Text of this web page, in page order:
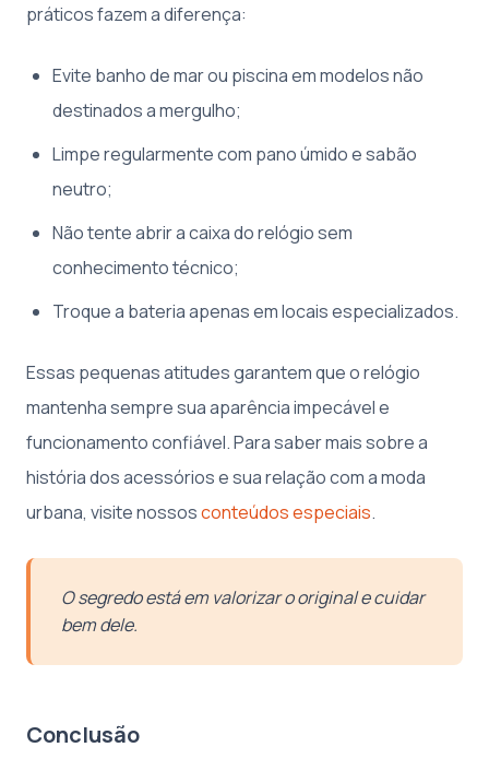
práticos fazem a diferença:
Evite banho de mar ou piscina em modelos não
destinados a mergulho;
Limpe regularmente com pano úmido e sabão
neutro;
Não tente abrir a caixa do relógio sem
conhecimento técnico;
Troque a bateria apenas em locais especializados.
Essas pequenas atitudes garantem que o relógio
mantenha sempre sua aparência impecável e
funcionamento confiável. Para saber mais sobre a
história dos acessórios e sua relação com a moda
urbana, visite nossosconteúdos especiais.
O segredo está em valorizar o original e cuidar
bem dele.
Conclusão